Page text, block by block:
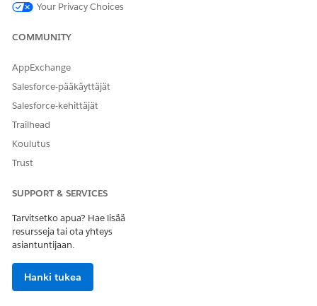
Siirry työtilaasi.
valitse olemassa oleva DLO- tai DMO-organisaatio
RATKAISIKO TÄMÄ ARTIKKELI ONGELMASI?
Anna palautetta, jotta voimme kehittyä!
Your Privacy Choices
COMMUNITY
AppExchange
Salesforce-pääkäyttäjät
Salesforce-kehittäjät
Trailhead
Koulutus
Trust
SUPPORT & SERVICES
Tarvitsetko apua? Hae lisää
resursseja tai ota yhteys
asiantuntijaan.
Hanki tukea